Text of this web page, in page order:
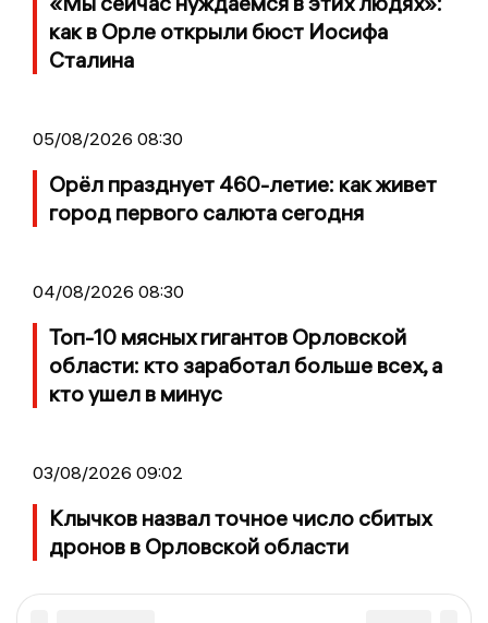
как в Орле открыли бюст Иосифа
Сталина
05/08/2026 08:30
Орёл празднует 460-летие: как живет
город первого салюта сегодня
04/08/2026 08:30
Топ-10 мясных гигантов Орловской
области: кто заработал больше всех, а
кто ушел в минус
03/08/2026 09:02
Клычков назвал точное число сбитых
дронов в Орловской области